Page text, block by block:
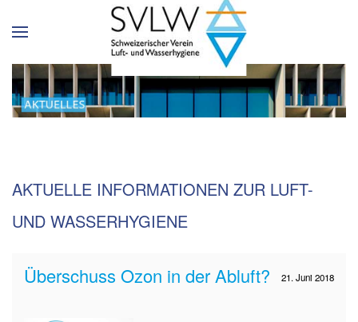
AKTUELLE INFORMATIONEN ZUR LUFT-
UND WASSERHYGIENE
Überschuss Ozon in der Abluft? 21. Juni 2018